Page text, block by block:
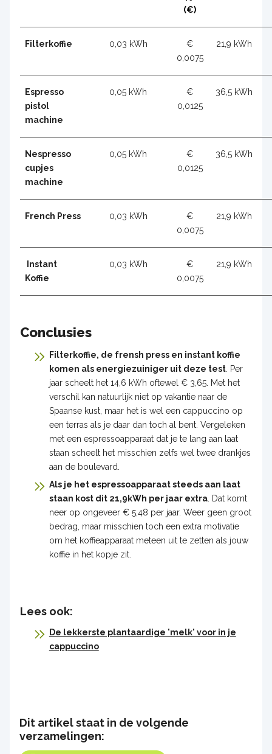
(€)
Filterkoffie 0,03 kWh
€
0,0075
21,9 kWh
Espresso
pistol
machine
0,05 kWh
€
0,0125
36,5 kWh
Nespresso
cupjes
machine
0,05 kWh
€
0,0125
36,5 kWh
French Press 0,03 kWh
€
0,0075
21,9 kWh
Instant
Koffie
0,03 kWh
€
0,0075
21,9 kWh
Conclusies
Filterkoffie, de frensh press en instant koffie
komen als energiezuiniger uit deze test. Per
jaar scheelt het 14,6 kWh oftewel € 3,65. Met het
verschil kan natuurlijk niet op vakantie naar de
Spaanse kust, maar het is wel een cappuccino op
een terras als je daar dan toch al bent. Vergeleken
met een espressoapparaat dat je te lang aan laat
staan scheelt het misschien zelfs wel twee drankjes
aan de boulevard.
Als je het espressoapparaat steeds aan laat
staan kost dit 21,9kWh per jaar extra. Dat komt
neer op ongeveer € 5,48 per jaar. Weer geen groot
bedrag, maar misschien toch een extra motivatie
om het koffieapparaat meteen uit te zetten als jouw
koffie in het kopje zit.
Lees ook:
De lekkerste plantaardige 'melk' voor in je
cappuccino
Dit artikel staat in de volgende
verzamelingen: